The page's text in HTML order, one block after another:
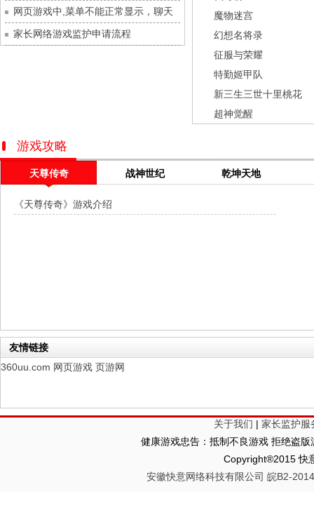
云上契约
每日新服
今日 10:00点
梦幻回响
每日新服
今日 10:00点
灵魂契约
山海经异兽录 每日新服
今日 10:00点
仙魔劫
每日新服
今日 9:00点
仙剑奇侠传：新的开始
每日新服
网页游戏中,菜单不能正常显示，聊天
及其它功能不能正常使用的解决办法
家长网络游戏监护申请流程
魔物迷宫
幻想名将录
征服与荣耀
特勤姬甲队
新三生三世十里桃花
超神觉醒
游戏攻略
天尊传奇 战神世纪 乾坤天地
《天尊传奇》游戏介绍
友情链接
360uu.com 网页游戏 页游网
关于我们 | 家长监护服
健康游戏忠告：抵制不良游戏 拒绝盗
Copyright®2015 快
安徽快意网络科技有限公司 皖B2-